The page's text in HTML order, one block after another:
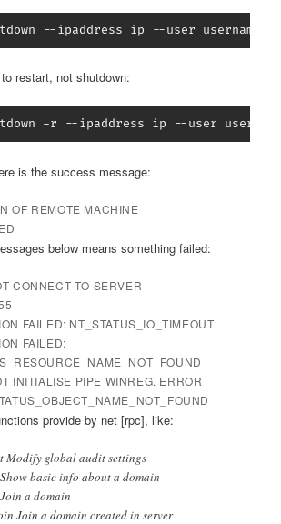
--ipaddress ip --user
restart, not shutdown:
-r --ipaddress ip --user
is the success message:
OF REMOTE MACHINE
below means something failed:
CONNECT TO SERVER
FAILED: NT_STATUS_IO_TIMEOUT
FAILED:
INITIALISE PIPE WINREG. ERROR
provide by net [rpc], like:
Modify global audit settings
basic info about a domain
a domain
Join a domain created in server